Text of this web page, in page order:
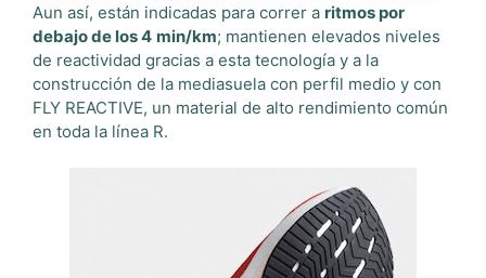
Aun así, están indicadas para correr a ritmos por
debajo de los 4 min/km; mantienen elevados niveles
de reactividad gracias a esta tecnología y a la
construcción de la mediasuela con perfil medio y con
FLY REACTIVE, un material de alto rendimiento común
en toda la línea R.